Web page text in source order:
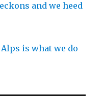
and we heed
is what we do